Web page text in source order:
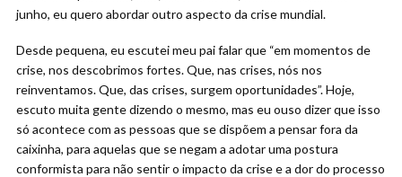
junho, eu quero abordar outro aspecto da crise mundial.
Desde pequena, eu escutei meu pai falar que “em momentos de
crise, nos descobrimos fortes. Que, nas crises, nós nos
reinventamos. Que, das crises, surgem oportunidades”. Hoje,
escuto muita gente dizendo o mesmo, mas eu ouso dizer que isso
só acontece com as pessoas que se dispõem a pensar fora da
caixinha, para aquelas que se negam a adotar uma postura
conformista para não sentir o impacto da crise e a dor do processo